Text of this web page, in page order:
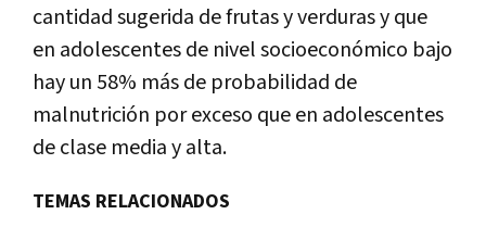
cantidad sugerida de frutas y verduras y que
en adolescentes de nivel socioeconómico bajo
hay un 58% más de probabilidad de
malnutrición por exceso que en adolescentes
de clase media y alta.
TEMAS RELACIONADOS